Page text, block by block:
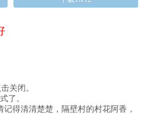
关闭。
了。
得清清楚楚，隔壁村的村花阿香，